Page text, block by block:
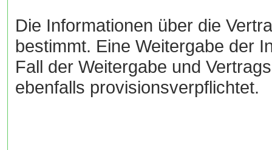
Die Informationen über die
bestimmt. Eine Weitergabe der
Fall der Weitergabe und
ebenfalls provisionsverpflichtet.